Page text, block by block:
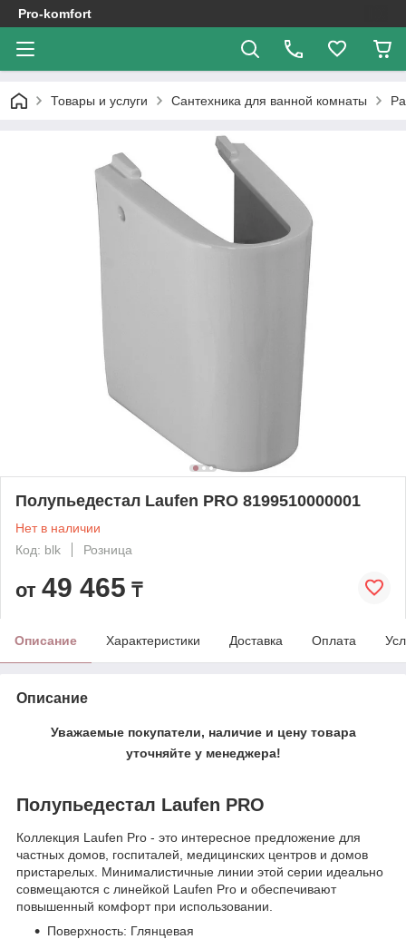
Pro-komfort
Товары и услуги Сантехника для ванной комнаты
Полупьедестал Laufen PRO 8199510000001
Нет в наличии
Код: blk
Розница
от 49 465 ₸
Описание Характеристики Доставка Оплата
Описание
Уважаемые покупатели, наличие и цену товара
уточняйте у менеджера!
Полупьедестал Laufen PRO
Коллекция Laufen Pro - это интересное предложение для
частных домов, госпиталей, медицинских центров и домов
пристарелых. Минималистичные линии этой серии идеально
совмещаются с линейкой Laufen Pro и обеспечивают
повышенный комфорт при использовании.
Поверхность: Глянцевая